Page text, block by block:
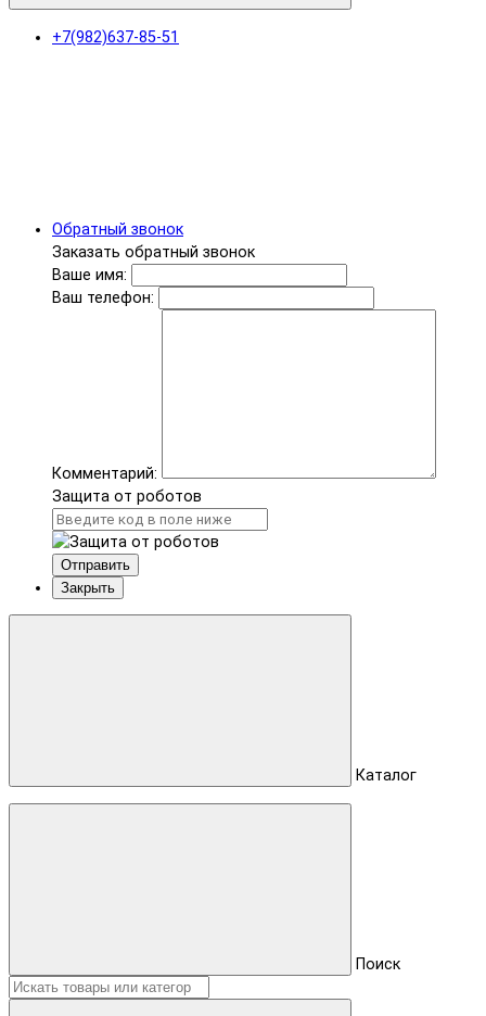
+7(982)637-85-51
Обратный звонок
Заказать обратный звонок
Ваше имя:
Ваш телефон:
Комментарий:
Защита от роботов
Отправить
Закрыть
Каталог
Поиск